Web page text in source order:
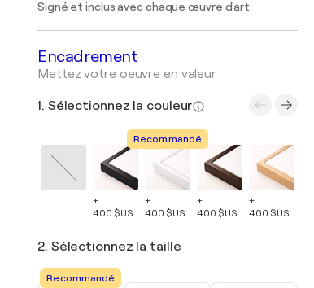
Signé et inclus avec chaque œuvre d'art
Encadrement
Mettez votre oeuvre en valeur
1. Sélectionnez la couleur
+
400 $US
Recommandé
+
400 $US
+
400 $US
+
400 $US
2. Sélectionnez la taille
Recommandé